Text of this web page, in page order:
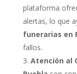
plataforma
alertas, lo que
funerarias en
fallos.
Atención al